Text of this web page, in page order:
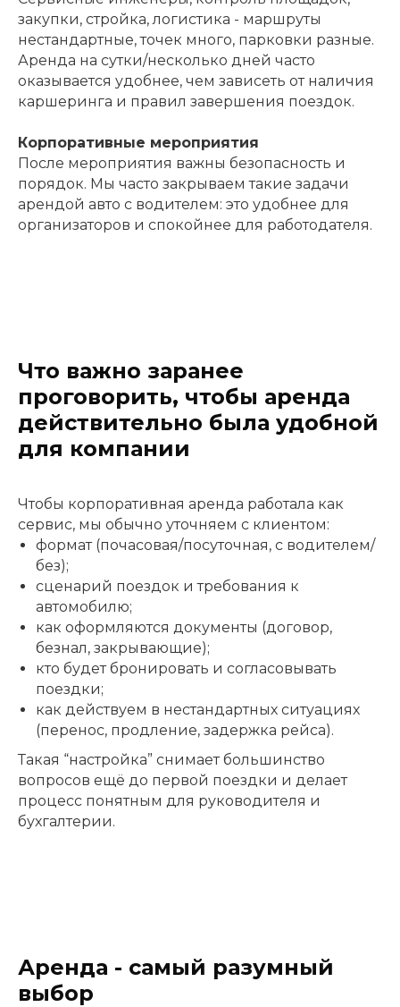
закупки, стройка, логистика - маршруты
нестандартные, точек много, парковки разные.
Аренда на сутки/несколько дней часто
оказывается удобнее, чем зависеть от наличия
каршеринга и правил завершения поездок.
Корпоративные мероприятия
После мероприятия важны безопасность и
порядок. Мы часто закрываем такие задачи
арендой авто с водителем: это удобнее для
организаторов и спокойнее для работодателя.
Что важно заранее
проговорить, чтобы аренда
действительно была удобной
для компании
Чтобы корпоративная аренда работала как
сервис, мы обычно уточняем с клиентом:
формат (почасовая/посуточная, с водителем/
без);
сценарий поездок и требования к
автомобилю;
как оформляются документы (договор,
безнал, закрывающие);
кто будет бронировать и согласовывать
поездки;
как действуем в нестандартных ситуациях
(перенос, продление, задержка рейса).
Такая “настройка” снимает большинство
вопросов ещё до первой поездки и делает
процесс понятным для руководителя и
бухгалтерии.
Аренда - самый разумный
выбор